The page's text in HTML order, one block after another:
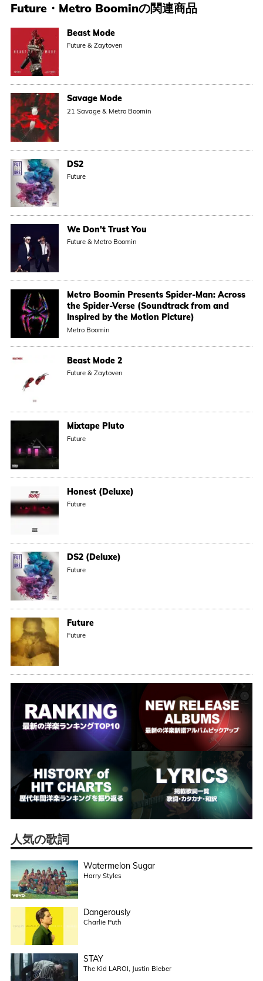
Future・ Metro Boominの関連商品
Beast Mode
Future & Zaytoven
Savage Mode
21 Savage & Metro Boomin
DS2
Future
We Don't Trust You
Future & Metro Boomin
Metro Boomin Presents Spider-Man: Across
the Spider-Verse (Soundtrack from and
Inspired by the Motion Picture)
Metro Boomin
Beast Mode 2
Future & Zaytoven
Mixtape Pluto
Future
Honest (Deluxe)
Future
DS2 (Deluxe)
Future
Future
Future
人気の歌詞
Watermelon Sugar
Harry Styles
Dangerously
Charlie Puth
STAY
The Kid LAROI, Justin Bieber